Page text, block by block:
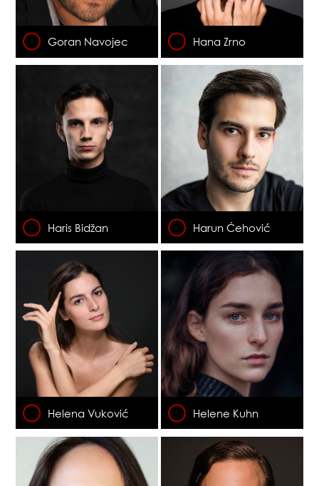
Goran Navojec Hana Zrno
Haris Bidžan Harun Ćehović
Helena Vuković Helene Kuhn